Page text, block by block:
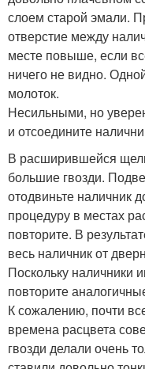
слоем старой эмали.
отверстие между
месте повыше, если
ничего не видно.
молоток.
Несильными, но
и отсоедините
В расширившейся
большие гвозди.
отодвиньте наличник
процедуру в местах
повторите. В
весь наличник от
Поскольку наличники
повторите
К сожалению, почти
времена расцвета
гвозди делали очень